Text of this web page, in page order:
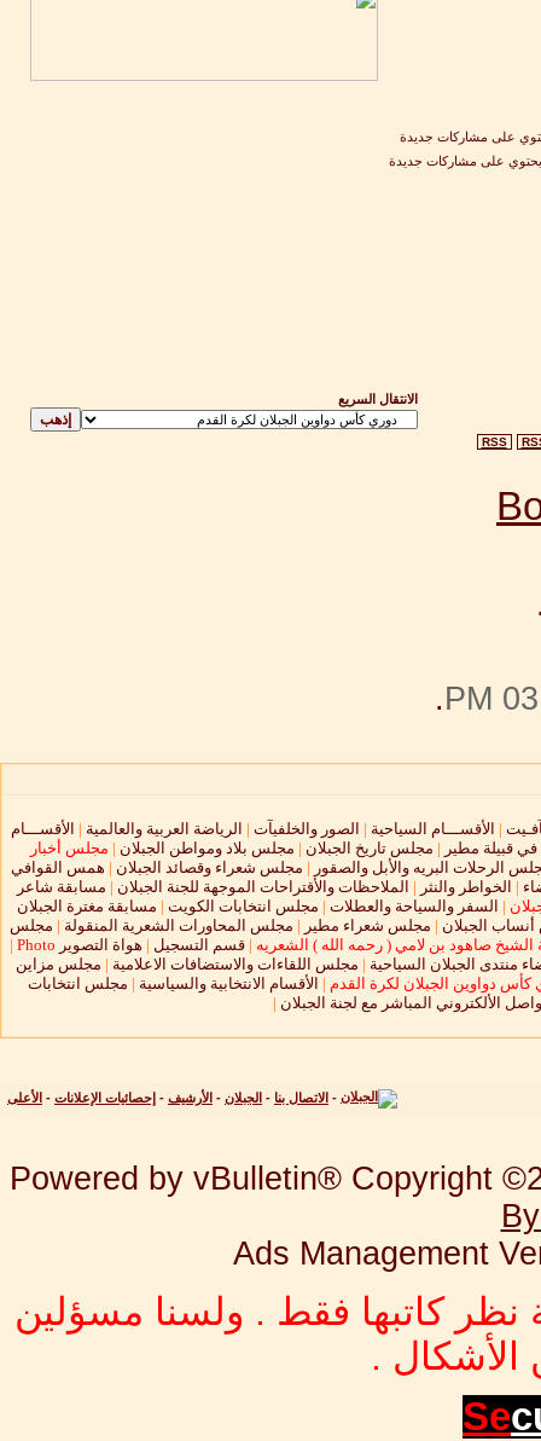
على مشاركات جديدة
على مشاركات جديدة
الانتقال السريع
RSS
.
| الأقســـام السياحية | الصور والخلفيآت | الرياضة العربية والعالمية | الأقســـام
في قبيلة مطير | مجلس تاريخ الجبلان | مجلس بلاد ومواطن الجبلان | مجلس أخبار
الرحلات البريه والأبل والصقور | مجلس شعراء وقصائد الجبلان | همس القوافي
| الخواطر والنثر | الملاحظات والأقتراحات الموجهة للجنة الجبلان | مسابقة شاعر
| السفر والسياحة والعطلات | مجلس انتخابات الكويت | مسابقة مغترة الجبلان
الجبلان | مجلس شعراء مطير | مجلس المحاورات الشعرية المنقولة | مجلس
الشيخ صاهود بن لامي ( رحمه الله ) الشعريه | قسم التسجيل | هواة التصوير Photo
|
منتدى الجبلان السياحية | مجلس اللقاءات والاستضافات الاعلامية | مجلس مزاين
كأس دواوين الجبلان لكرة القدم | الأقسام الانتخابية والسياسية | مجلس انتخابات
الألكتروني المباشر مع لجنة الجبلان |
- الاتصال بنا - الجبلان - الأرشيف - إحصائيات الإعلانات - الأعلى
Powered by vBulletin® Copyright
Ads Management
نظر كاتبها فقط . ولسنا مسؤلين
.
Se